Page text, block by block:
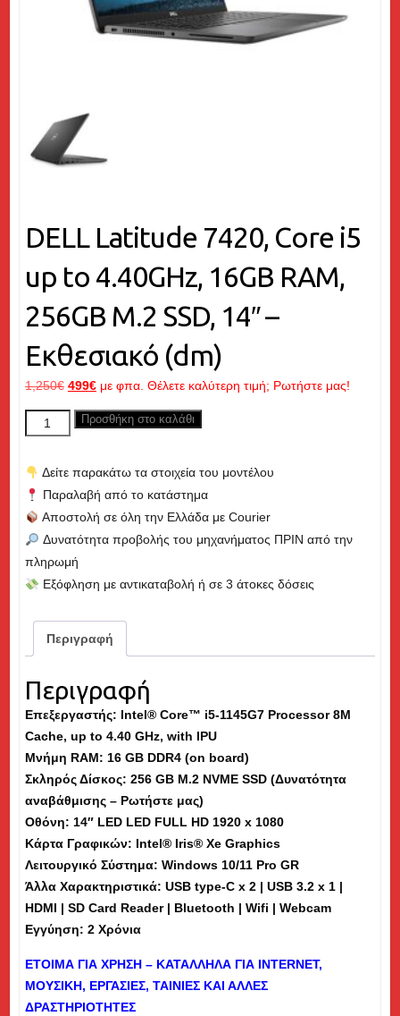
DELL Latitude 7420, Core i5
up to 4.40GHz, 16GB RAM,
256GB M.2 SSD, 14″ –
Εκθεσιακό (dm)
1,250€ Original
price
was:
499€Η
τρέχουσα
τιμή
499€.
με φπα. Θέλετε καλύτερη τιμή; Ρωτήστε μας!
DELL
Latitude
7420,
i5
up
to
4.40GHz,
16GB
256GB
M.2
14"
-
Εκθεσιακό
(dm)
ποσότητα
Προσθήκη στο καλάθι
Δείτε παρακάτω τα στοιχεία του μοντέλου
Παραλαβή από το κατάστημα
Αποστολή σε όλη την Ελλάδα με Courier
Δυνατότητα προβολής του μηχανήματος ΠΡΙΝ από την
πληρωμή
Εξόφληση με αντικαταβολή ή σε 3 άτοκες δόσεις
Περιγραφή
Περιγραφή
Επεξεργαστής: Intel® Core™ i5-1145G7 Processor 8M
Cache, up to 4.40 GHz, with IPU
Μνήμη RAM: 16 GB DDR4 (on board)
Σκληρός Δίσκος: 256 GB M.2 NVME SSD (Δυνατότητα
αναβάθμισης – Ρωτήστε μας)
Οθόνη: 14″ LED LED FULL HD 1920 x 1080
Κάρτα Γραφικών: Intel® Iris® Xe Graphics
Λειτουργικό Σύστημα: Windows 10/11 Pro GR
Άλλα Χαρακτηριστικά: USB type-C x 2 | USB 3.2 x 1 |
HDMI | SD Card Reader | Bluetooth | Wifi | Webcam
Εγγύηση: 2 Χρόνια
ΕΤΟΙΜΑ ΓΙΑ ΧΡΗΣΗ – ΚΑΤΑΛΛΗΛΑ ΓΙΑ INTERNET,
ΜΟΥΣΙΚΗ, ΕΡΓΑΣΙΕΣ, ΤΑΙΝΙΕΣ ΚΑΙ ΑΛΛΕΣ
ΔΡΑΣΤΗΡΙΟΤΗΤΕΣ